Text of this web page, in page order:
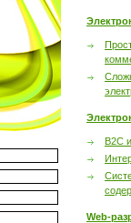
B2C
Web-